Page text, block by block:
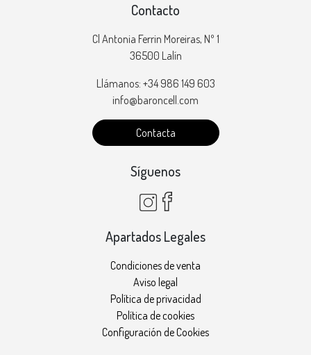
Contacto
Cl Antonia Ferrin Moreiras, Nº 1
36500 Lalín
Llámanos: +34 986 149 603
info@baroncell.com
Contacta
Síguenos
Apartados Legales
Condiciones de venta
Aviso legal
Política de privacidad
Política de cookies
Configuración de Cookies